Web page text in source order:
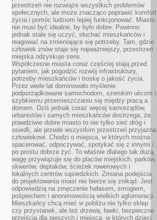
przestrzeń nie rozwiąże wszystkich problemów
społecznych, ale może znacząco poprawić komfort
życia i pomóc ludziom lepiej funkcjonować. Miasto
nie musi być idealne, by było dobre. Powinno
jednak stale się uczyć, słuchać mieszkańców i
reagować na zmieniające się potrzeby. Tam, gdzie
człowiek znów staje się najważniejszy, przestrzeń
miejska odzyskuje sens.
Współczesne miasta coraz częściej stają przed
pytaniem, jak pogodzić rozwój infrastruktury,
potrzeby mieszkańców i troskę o jakość życia.
Przez wiele lat dominowało myślenie
podporządkowane samochodom, szerokim ulicom i
szybkiemu przemieszczaniu się między pracą a
domem. Dziś jednak coraz więcej samorządów,
urbanistów i samych mieszkańców dostrzega, że
prawdziwie dobre miasto to nie tylko sieć dróg i
osiedli, ale przede wszystkim przestrzeń przyjazna
człowiekowi. Chodzi o miejsca, w których można
spacerować, odpoczywać, spotykać się z innymi i
po prostu dobrze żyć. To właśnie dlatego tak dużą
wagę przywiązuje się do placów miejskich, parków,
skwerów, deptaków, ścieżek rowerowych i
lokalnych centrów sąsiedzkich. Zmiana podejścia
do projektowania miast nie bierze się znikąd. Jest
odpowiedzią na zmęczenie hałasem, smogiem,
pośpiechem i anonimowością wielkich aglomeracji.
Mieszkańcy chcą mieć w pobliżu nie tylko sklep
czy przystanek, ale też drzewa, ławki, bezpieczne
przejścia dla pieszych i miejsca, w których dzieci